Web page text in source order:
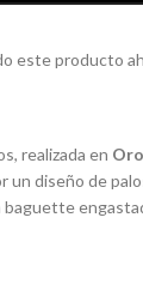
este producto
realizada en
un diseño de
baguette